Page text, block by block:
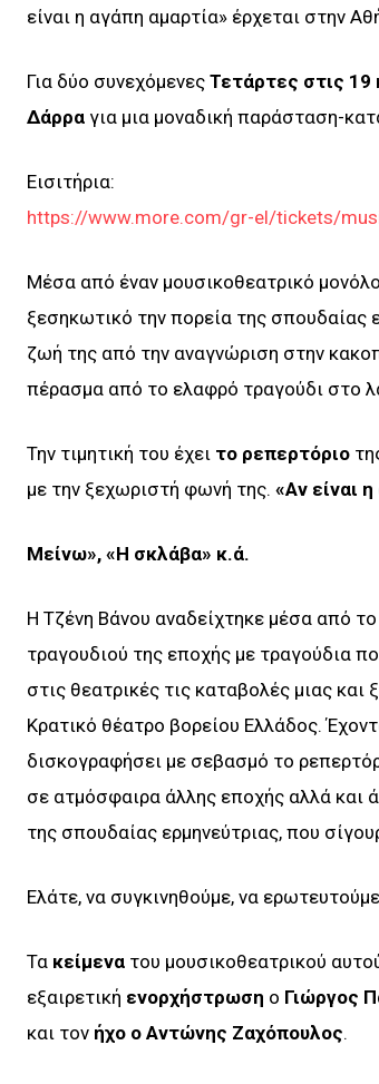
είναι η αγάπη αμαρτία» έρχεται στην
Για δύο συνεχόμενες Τετάρτες στις 19
Δάρρα για μια μοναδική παράσταση-
Εισιτήρια:
https://www.more.com/gr-el/tickets/
Μέσα από έναν μουσικοθεατρικό
ξεσηκωτικό την πορεία της σπουδαίας
ζωή της από την αναγνώριση στην
πέρασμα από το ελαφρό τραγούδι στο
Την τιμητική του έχει το ρεπερτόριο
με την ξεχωριστή φωνή της. «Αν είναι
Μείνω», «Η σκλάβα» κ.ά.
Η Τζένη Βάνου αναδείχτηκε μέσα από
τραγουδιού της εποχής με τραγούδια
στις θεατρικές τις καταβολές μιας
Κρατικό θέατρο βορείου Ελλάδος.
δισκογραφήσει με σεβασμό το
σε ατμόσφαιρα άλλης εποχής αλλά και
της σπουδαίας ερμηνεύτριας, που
Ελάτε, να συγκινηθούμε, να
Τα κείμενα του μουσικοθεατρικού
εξαιρετική ενορχήστρωση ο Γιώργος
και τον ήχο ο Αντώνης Ζαχόπουλος.